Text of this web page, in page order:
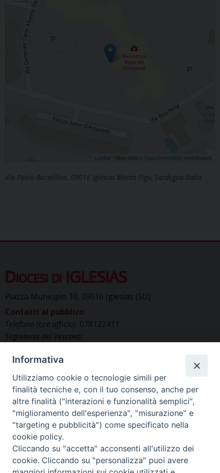
Leaflet | Map data © OpenStreetMap contributors
Via Paolo Borsellino, 09016 Iglesias Monte Figu, Sardegna Italia
Diocesi di IGLESIAS
Piazza Municipio 10, 09016 Iglesias (SU)
Contatti al pubblico
Telefono (ore ufficio): 078122411
Segreteria del Vescovo:
Uffici di Curia:curia_iglesias@libero.it
Cancelleria (richiesta documenti):
canc.curia.iglesias@tiscali.it
Comunicazione & media (ufficio stampa):
ucs.iglesias@gmail.com
Informativa
Utilizziamo cookie o tecnologie simili per
finalità tecniche e, con il tuo consenso, anche per
altre finalità ("interazioni e funzionalità semplici",
"miglioramento dell'esperienza", "misurazione" e
"targeting e pubblicità") come specificato nella
cookie policy.
Cliccando su "accetta" acconsenti all'utilizzo dei
cookie. Cliccando su "personalizza" puoi avere